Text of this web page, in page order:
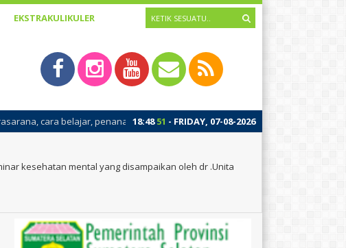
EKSTRAKULIKULER
18:48 52 - FRIDAY, 07-08-2026
konsep pengenalan diri dan pembinaan awal budaya positif sekolah.
kesehatan mental yang disampaikan oleh dr .Unita